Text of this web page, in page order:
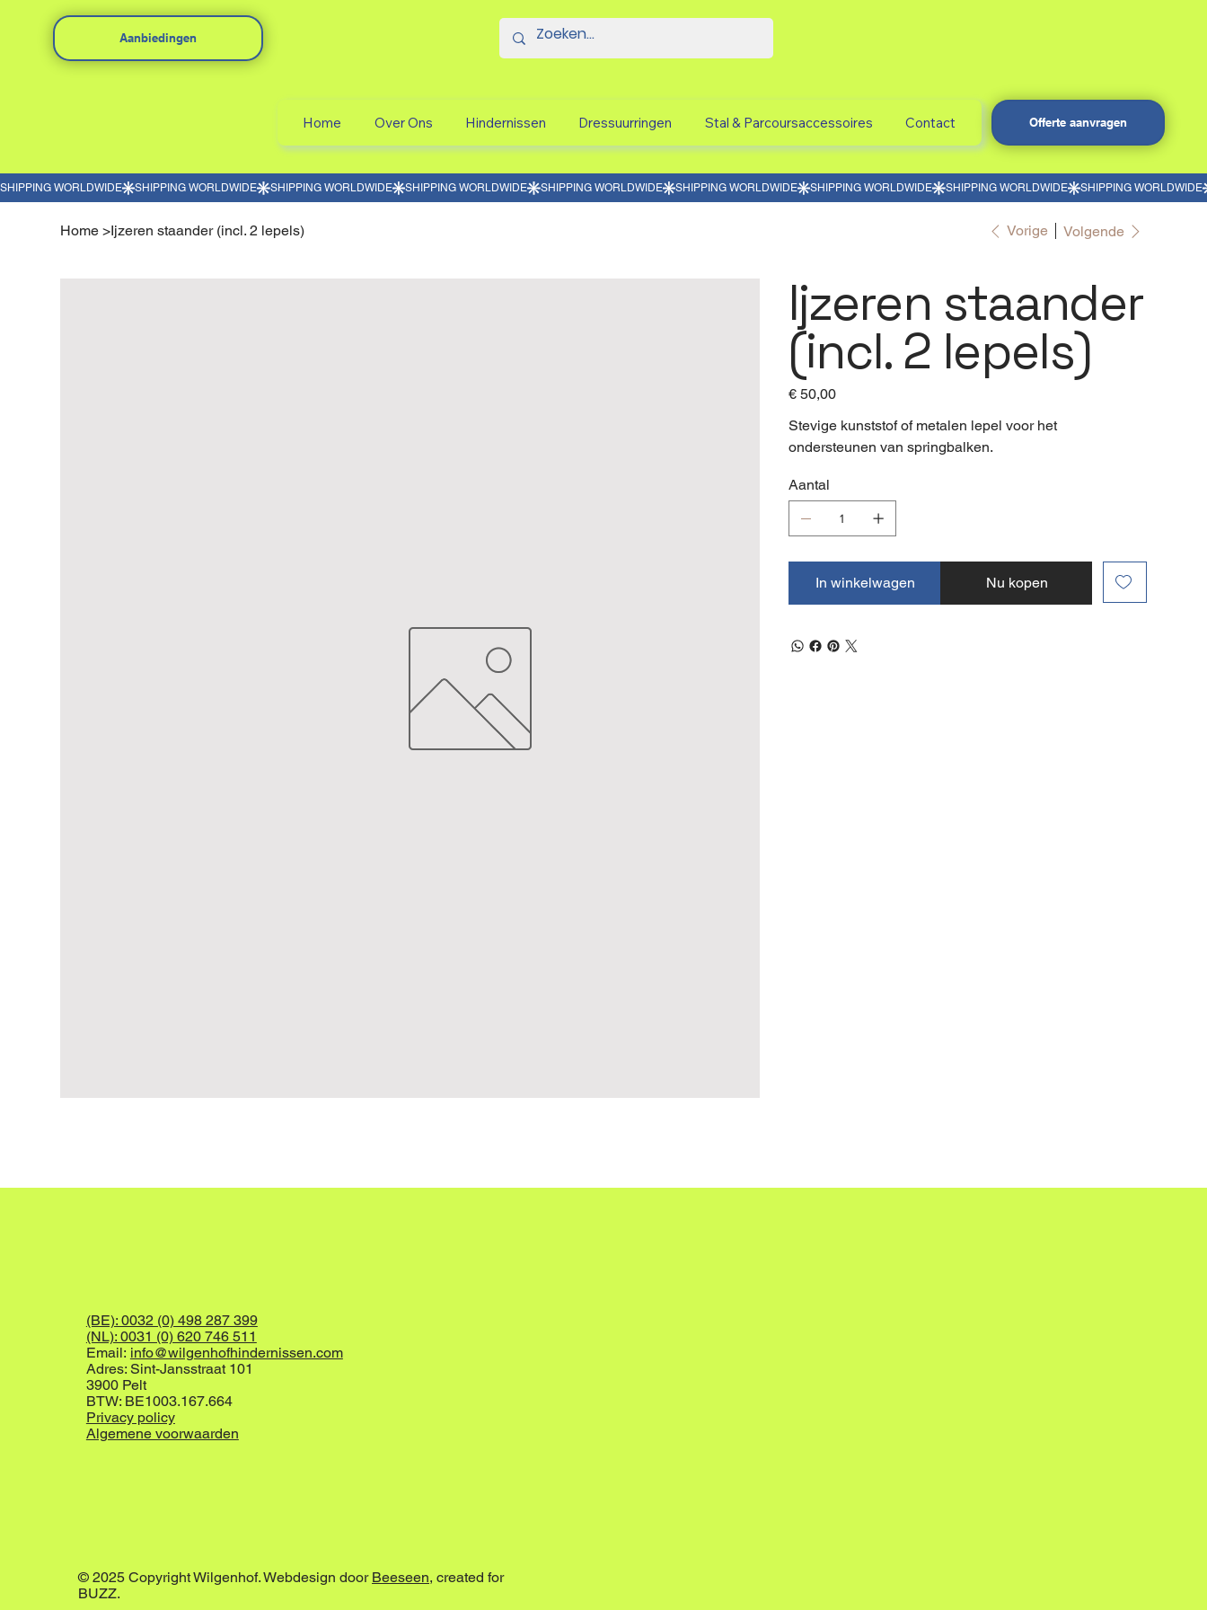
Home Over Ons Hindernissen Dressuurringen Stal & Parcoursaccessoires Contact
Aanbiedingen
Offerte aanvragen
Home >Ijzeren staander (incl. 2 lepels) Vorige Volgende
Ijzeren staander
(incl. 2 lepels)
Prijs
€ 50,00
Stevige kunststof of metalen lepel voor het
ondersteunen van springbalken.
Aantal
In winkelwagen Nu kopen
(BE): 0032 (0) 498 287 399
(NL): 0031 (0) 620 746 511
Email: info@wilgenhofhindernissen.com
Adres: Sint-Jansstraat 101
3900 Pelt
BTW: BE1003.167.664
Privacy policy
Algemene voorwaarden
© 2025 Copyright Wilgenhof. Webdesign door Beeseen, created for
BUZZ.